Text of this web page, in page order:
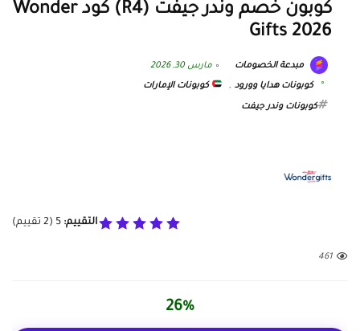
كوبون خصم وندر جيفت (R4) كود Wonder
Gifts 2026
مبدعة الخصومات مارس 30, 2026
كوبونات هدايا وورود , كوبونات الإمارات
كوبونات وندر جيفت
التقييم: 5
(
2 تقييم)
461
26%